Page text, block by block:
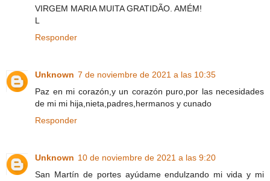
VIRGEM MARIA MUITA GRATIDÃO. AMÉM!
L
Responder
Unknown 7 de noviembre de 2021 a las 10:35
Paz en mi corazón,y un corazón puro,por las necesidades
de mi mi hija,nieta,padres,hermanos y cunado
Responder
Unknown 10 de noviembre de 2021 a las 9:20
San Martín de portes ayúdame endulzando mi vida y mi